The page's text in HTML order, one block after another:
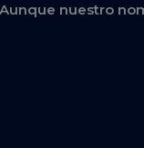
nuestro